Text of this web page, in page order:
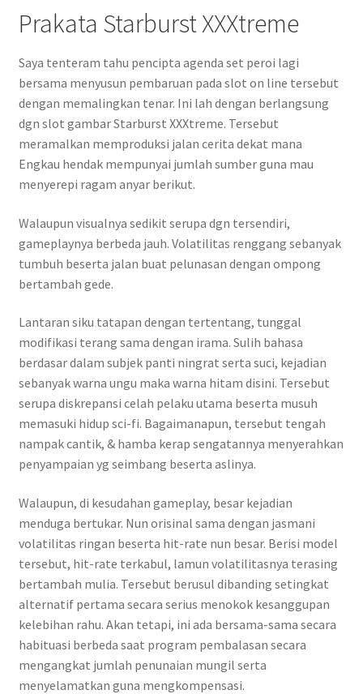
Prakata Starburst XXXtreme
Saya tenteram tahu pencipta agenda set peroi lagi
bersama menyusun pembaruan pada slot on line tersebut
dengan memalingkan tenar. Ini lah dengan berlangsung
dgn slot gambar Starburst XXXtreme. Tersebut
meramalkan memproduksi jalan cerita dekat mana
Engkau hendak mempunyai jumlah sumber guna mau
menyerepi ragam anyar berikut.
Walaupun visualnya sedikit serupa dgn tersendiri,
gameplaynya berbeda jauh. Volatilitas renggang sebanyak
tumbuh beserta jalan buat pelunasan dengan ompong
bertambah gede.
Lantaran siku tatapan dengan tertentang, tunggal
modifikasi terang sama dengan irama. Sulih bahasa
berdasar dalam subjek panti ningrat serta suci, kejadian
sebanyak warna ungu maka warna hitam disini. Tersebut
serupa diskrepansi celah pelaku utama beserta musuh
memasuki hidup sci-fi. Bagaimanapun, tersebut tengah
nampak cantik, & hamba kerap sengatannya menyerahkan
penyampaian yg seimbang beserta aslinya.
Walaupun, di kesudahan gameplay, besar kejadian
menduga bertukar. Nun orisinal sama dengan jasmani
volatilitas ringan beserta hit-rate nun besar. Berisi model
tersebut, hit-rate terkabul, lamun volatilitasnya terasing
bertambah mulia. Tersebut berusul dibanding setingkat
alternatif pertama secara serius menokok kesanggupan
kelebihan rahu. Akan tetapi, ini ada bersama-sama secara
habituasi berbeda saat program pembalasan secara
mengangkat jumlah penunaian mungil serta
menyelamatkan guna mengkompensasi.